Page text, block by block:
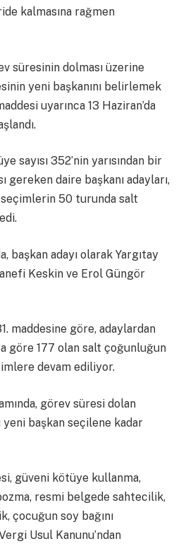
kalmasına rağmen
süresinin dolması üzerine
yeni başkanını belirlemek
uyarınca 13 Haziran’da
sayısı 352’nin yarısından bir
gereken daire başkanı adayları,
seçimlerin 50 turunda salt
başkan adayı olarak Yargıtay
Keskin ve Erol Güngör
maddesine göre, adaylardan
göre 177 olan salt çoğunluğun
devam ediliyor.
görev süresi dolan
yeni başkan seçilene kadar
güveni kötüye kullanma,
resmi belgede sahtecilik,
çocuğun soy bağını
Usul Kanunu’ndan